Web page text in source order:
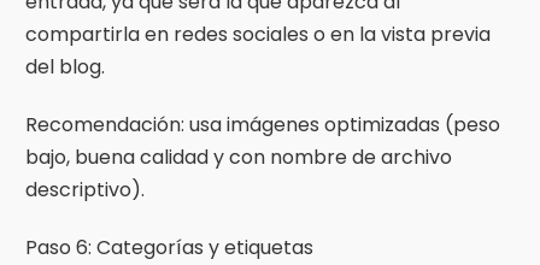
compartirla en redes sociales o en la vista previa
del blog.
Recomendación: usa imágenes optimizadas (peso
bajo, buena calidad y con nombre de archivo
descriptivo).
Paso 6: Categorías y etiquetas